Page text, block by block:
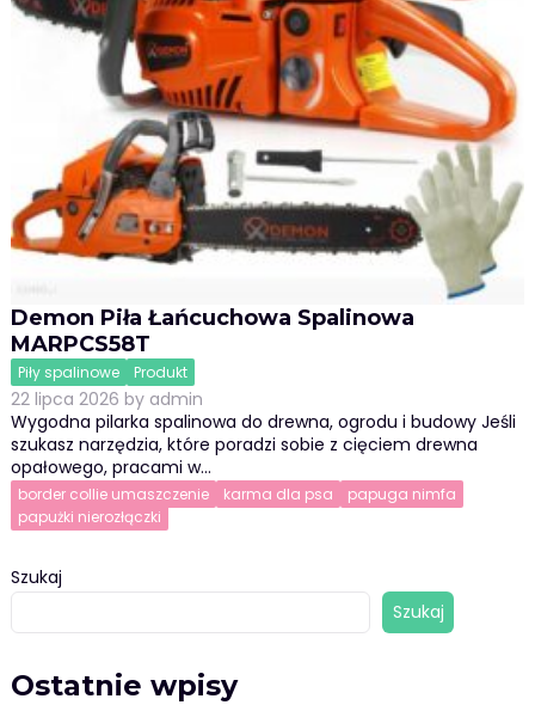
Demon Piła Łańcuchowa Spalinowa
MARPCS58T
Piły spalinowe Produkt
22 lipca 2026 by admin
Wygodna pilarka spalinowa do drewna, ogrodu i budowy Jeśli
szukasz narzędzia, które poradzi sobie z cięciem drewna
opałowego, pracami w…
border collie umaszczenie karma dla psa
papuga nimfa
papużki nierozłączki
Szukaj
Szukaj
Ostatnie wpisy